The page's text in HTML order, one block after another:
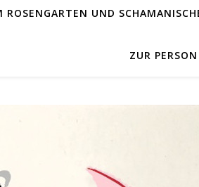
ROSENGARTEN UND
ZUR PERSON